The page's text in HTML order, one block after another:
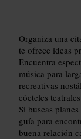
Organiza una
te ofrece ideas
Encuentra
música para
recreativas
cócteles
Si buscas
guía para
buena relación